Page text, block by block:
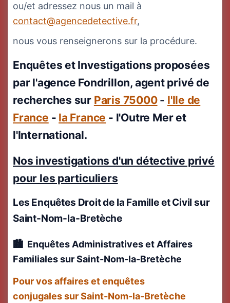
ou/et adressez nous un mail à
contact@agencedetective.fr,
nous vous renseignerons sur la procédure.
Enquêtes et Investigations proposées
par l'agence Fondrillon, agent privé de
recherches sur Paris 75000- l'Ile de
France - la France - l'Outre Mer et
l'International.
Nos investigations d'un détective privé
pour les particuliers
Les Enquêtes Droit de la Famille et Civil sur
Saint-Nom-la-Bretèche
Enquêtes Administratives et Affaires
Familialessur Saint-Nom-la-Bretèche
Pour vos affaires et enquêtes
conjugales sur Saint-Nom-la-Bretèche